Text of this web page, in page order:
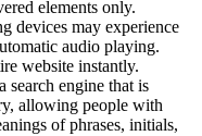
elements only.
devices may experience
audio playing.
website instantly.
search engine that is
allowing people with
of phrases, initials,